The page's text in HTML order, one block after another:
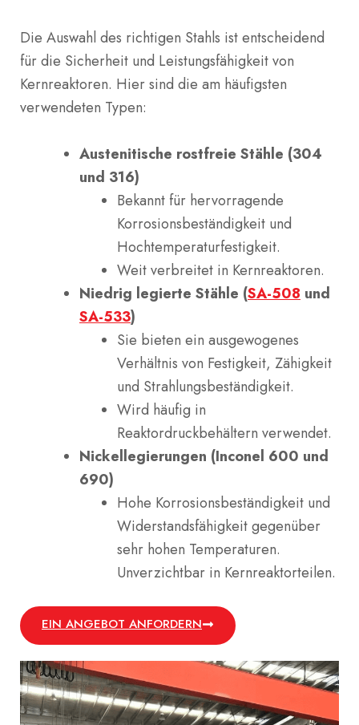
Die Auswahl des richtigen Stahls ist entscheidend
für die Sicherheit und Leistungsfähigkeit von
Kernreaktoren. Hier sind die am häufigsten
verwendeten Typen:
Austenitische rostfreie Stähle (304
und 316)
Bekannt für hervorragende
Korrosionsbeständigkeit und
Hochtemperaturfestigkeit.
Weit verbreitet in Kernreaktoren.
Niedrig legierte Stähle (SA-508 und
SA-533)
Sie bieten ein ausgewogenes
Verhältnis von Festigkeit, Zähigkeit
und Strahlungsbeständigkeit.
Wird häufig in
Reaktordruckbehältern verwendet.
Nickellegierungen (Inconel 600 und
690)
Hohe Korrosionsbeständigkeit und
Widerstandsfähigkeit gegenüber
sehr hohen Temperaturen.
Unverzichtbar in Kernreaktorteilen.
EIN ANGEBOT ANFORDERN